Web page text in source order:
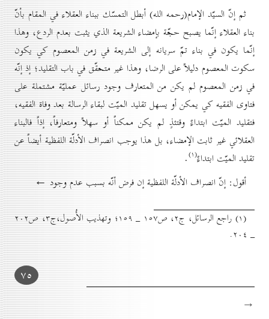
ثم إنّ السيّد الإمام(رحمه الله) أبطل التمسّك ببناء العقلاء في المقام بأنّ
بناء العقلاء إنّما يصبح حجّة بإمضاء الشريعة الذي يثبت بعدم الردع، وهذا
إنّما يكون في بناء تمّ سريانه إلى الشريعة في زمن المعصوم كي يكون
سكوت المعصوم دليلاً على الرضا، وهذا غير متحقّق في باب التقليد؛ إذ إنّه
في زمن المعصوم لم يكن من المتعارف وجود رسائل عمليّة مشتملة على
فتاوى الفقيه كي يمكن أو يسهل تقليد الميّت لبقاء الرسالة بعد وفاة الفقيه،
فتقليد الميّت ابتداءً وقتئذٍ لم يكن ممكناً أو سهلاً ومتعارفاً، إذاً فالبناء
العقلائي غير ثابت الإمضاء، بل هذا يوجب انصراف الأدلّة اللفظية أيضاً عن
تقليد الميّت ابتداءً(۱) .
أقول: إنّ انصراف الأدلّة اللفظية إن فرض أنّه بسبب عدم وجود ←
(۱) راجع الرسائل، ج۲، ص۱٥۷ _ ۱٥۹؛ وتهذيب الأُصول،ج۳، ص۲٠۲
_ ۲٠٤.
۷٥
→